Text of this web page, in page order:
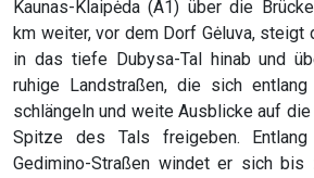
Kaunas-Klaipėda (A1) über die
km weiter, vor dem Dorf Gėluva, steigt
in das tiefe Dubysa-Tal hinab und
ruhige Landstraßen, die sich
schlängeln und weite Ausblicke auf
Spitze des Tals freigeben.
Gedimino-Straßen windet er sich bis